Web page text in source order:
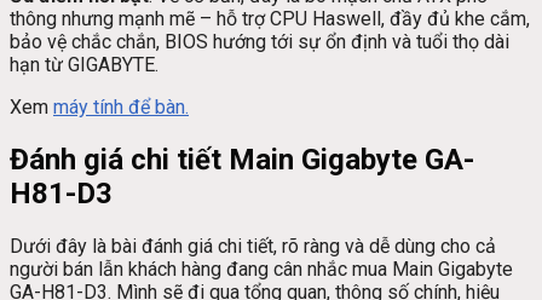
thông nhưng mạnh mẽ – hỗ trợ CPU Haswell, đầy đủ khe cắm,
bảo vệ chắc chắn, BIOS hướng tới sự ổn định và tuổi thọ dài
hạn từ GIGABYTE.
Xem máy tính để bàn.
Đánh giá chi tiết Main Gigabyte GA-
H81-D3
Dưới đây là bài đánh giá chi tiết, rõ ràng và dễ dùng cho cả
người bán lẫn khách hàng đang cân nhắc mua Main Gigabyte
GA-H81-D3. Mình sẽ đi qua tổng quan, thông số chính, hiệu